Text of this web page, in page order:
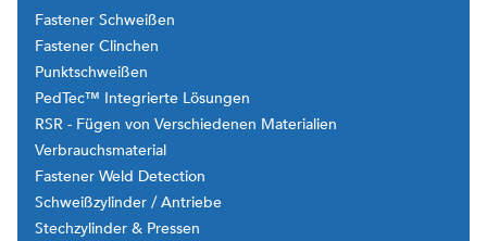
Fastener Schweißen
Fastener Clinchen
Punktschweißen
PedTec™ Integrierte Lösungen
RSR - Fügen von Verschiedenen Materialien
Verbrauchsmaterial
Fastener Weld Detection
Schweißzylinder / Antriebe
Stechzylinder & Pressen